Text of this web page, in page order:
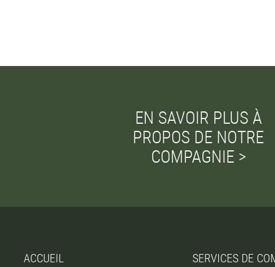
EN SAVOIR PLUS À
PROPOS DE NOTRE
COMPAGNIE >
ACCUEIL SERVICES DE